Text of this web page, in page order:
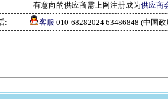
有意向的供应商需上网注册成为供应商
:
客服 010-68282024 63486848 (中国